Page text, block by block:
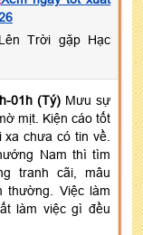
Trời gặp Hạc
01h (Tý) Mưu sự
mịt. Kiện cáo tốt
chưa có tin về.
Nam thì tìm
tranh cãi, mâu
thường. Việc làm
làm việc gì đều